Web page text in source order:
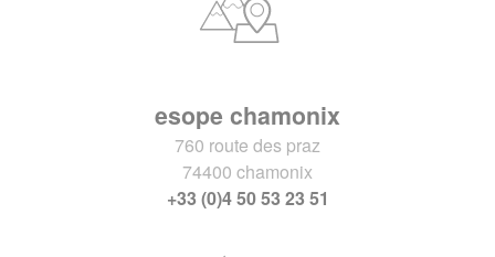
esope chamonix
760 route des praz
74400 chamonix
+33 (0)4 50 53 23 51